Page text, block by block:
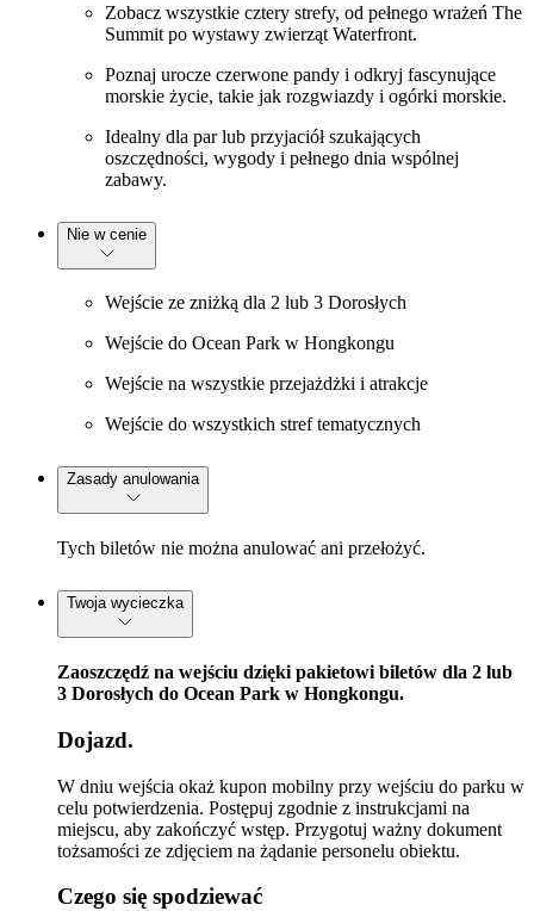
Zobacz wszystkie cztery strefy, od pełnego wrażeń The
Summit po wystawy zwierząt Waterfront.
Poznaj urocze czerwone pandy i odkryj fascynujące
morskie życie, takie jak rozgwiazdy i ogórki morskie.
Idealny dla par lub przyjaciół szukających
oszczędności, wygody i pełnego dnia wspólnej
zabawy.
Nie w cenie
Wejście ze zniżką dla 2 lub 3 Dorosłych
Wejście do Ocean Park w Hongkongu
Wejście na wszystkie przejażdżki i atrakcje
Wejście do wszystkich stref tematycznych
Zasady anulowania
Tych biletów nie można anulować ani przełożyć.
Twoja wycieczka
Zaoszczędź na wejściu dzięki pakietowi biletów dla 2 lub
3 Dorosłych do Ocean Park w Hongkongu.
Dojazd.
W dniu wejścia okaż kupon mobilny przy wejściu do parku w
celu potwierdzenia. Postępuj zgodnie z instrukcjami na
miejscu, aby zakończyć wstęp. Przygotuj ważny dokument
tożsamości ze zdjęciem na żądanie personelu obiektu.
Czego się spodziewać